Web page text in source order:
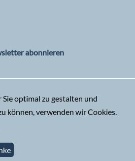
abonnieren
optimal zu gestalten und
können, verwenden wir Cookies.